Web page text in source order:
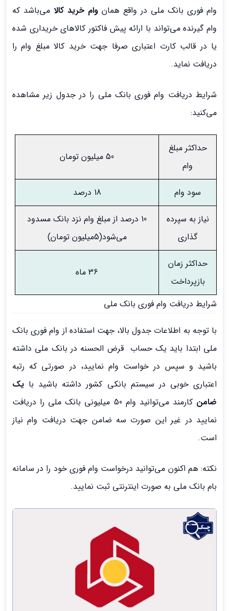
وام فوری بانک ملی در واقع همان وام خرید کالا می‌باشد که
وام گیرنده می‌تواند با ارائه پیش فاکتور کالاهای خریداری شده
یا در قالب کارت اعتباری صرفا جهت خرید کالا مبلغ وام را
دریافت نماید.
شرایط دریافت وام فوری بانک ملی را در جدول زیر مشاهده
می‌کنید:
حداکثر مبلغ
وام
50 میلیون تومان
سود وام 18 درصد
نیاز به سپرده
گذاری
10 درصد از مبلغ وام نزد بانک مسدود
می‌شود(5میلیون تومان)
حداکثر زمان
بازپرداخت
36 ماه
شرایط دریافت وام فوری بانک ملی
با توجه به اطلاعات جدول بالا، جهت استفاده از وام فوری بانک
ملی ابتدا باید یک حساب قرض الحسنه در بانک ملی داشته
باشید و سپس در خواست وام نمایید، در صورتی که رتبه
اعتباری خوبی در سیستم بانکی کشور داشته باشید با یک
ضامن
کارمند می‌توانید وام 50 میلیونی بانک ملی را دریافت
نمایید در غیر این صورت سه ضامن جهت دریافت وام نیاز
است.
نکته: هم اکنون می‌توانید درخواست وام فوری خود را در سامانه
بام بانک ملی به صورت اینترنتی ثبت نمایید.